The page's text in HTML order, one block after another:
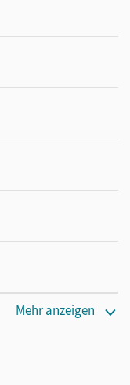
Mehr anzeigen